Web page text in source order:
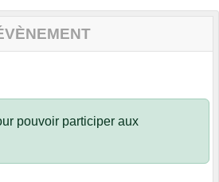
pouvoir participer aux